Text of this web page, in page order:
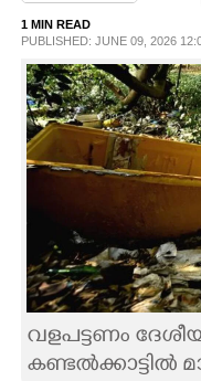
LIFESTYLE
SPIRITUAL
ART
ASTRO
1 MIN READ
PUBLISHED: JUNE 09, 2026
വളപട്ടണം
കണ്ടല്‍ക്കാട്ടില്‍